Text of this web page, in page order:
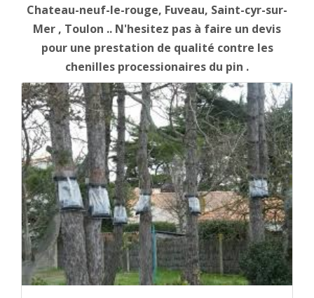
Chateau-neuf-le-rouge, Fuveau, Saint-cyr-sur-
Mer , Toulon .. N'hesitez pas à faire un devis
pour une prestation de qualité contre les
chenilles processionaires du pin .